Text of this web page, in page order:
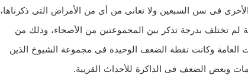
فى سن السبعين ولا تعانى من أى من الأمراض التى ذكرناها،
لم تختلف بدرجة تذكر بين المجموعتين من الأصحاء، وذلك من
العامة وكانت نقطة الضعف الوحيدة فى مجموعة الشيوخ الذين
وبعض الضعف فى الذاكرة للأحداث القريبة.